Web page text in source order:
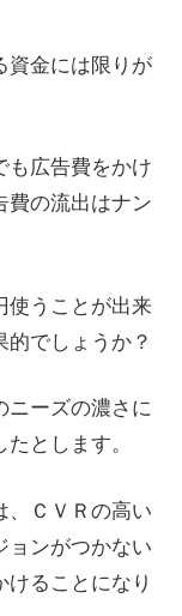
資金には限りが
も広告費をかけ
費の流出はナン
使うことが出来
でしょうか？
ニーズの濃さに
とします。
、ＣＶＲの高い
ョンがつかない
ることになり